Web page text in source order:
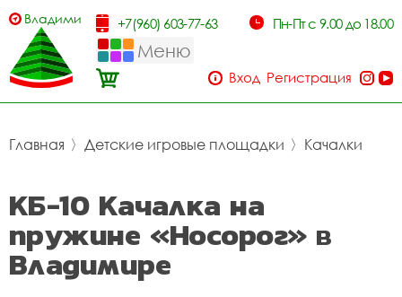
Владимир +7(960) 603-77-63 Пн-Пт с 9.00 до 18.00
Меню
Вход Регистрация
Главная 〉 Детские игровые площадки 〉 Качалки
КБ-10 Качалка на
пружине «Носорог» в
Владимире